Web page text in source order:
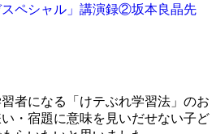
スペシャル」講演録②坂本良晶先
者になる「けテぶれ学習法」のお
・宿題に意味を見いだせない子ど